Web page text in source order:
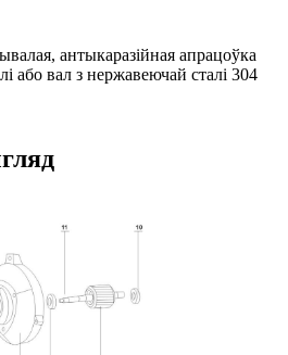
антыкаразійная апрацоўка
або вал з нержавеючай сталі 304